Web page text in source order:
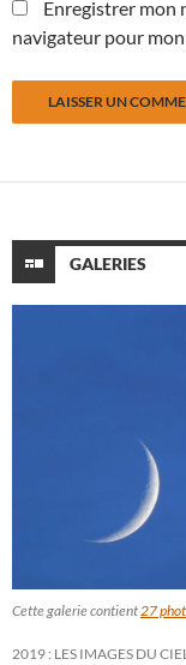
Enregistrer mon
navigateur pour
GALERIES
Cette galerie contient27
2019 : LES IMAGES DU